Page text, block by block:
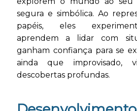
segura e simbólica. Ao
papéis, eles
aprendem a lidar com
ganham confiança para se
ainda que improvisado,
descobertas profundas.